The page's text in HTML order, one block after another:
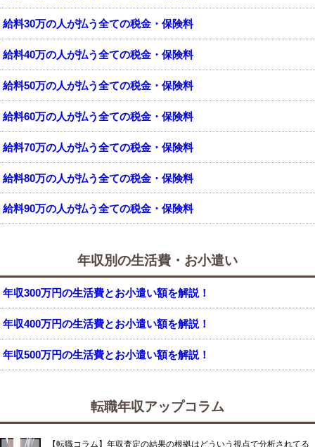
給料30万の人が払う全ての税金・保険料
給料40万の人が払う全ての税金・保険料
給料50万の人が払う全ての税金・保険料
給料60万の人が払う全ての税金・保険料
給料70万の人が払う全ての税金・保険料
給料80万の人が払う全ての税金・保険料
給料90万の人が払う全ての税金・保険料
年収別の生活費・お小遣い
年収300万円の生活費とお小遣い額を解説！
年収400万円の生活費とお小遣い額を解説！
年収500万円の生活費とお小遣い額を解説！
転職年収アップコラム
【転職コラム】年収査定の結果の根拠はどういう視点で分析されてる